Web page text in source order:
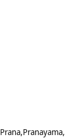
Prana Pranayama